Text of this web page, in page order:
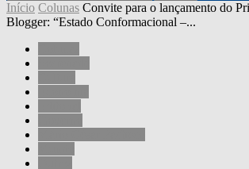
Início Colunas Convite para o lançamento do
Blogger: “Estado Conformacional –...